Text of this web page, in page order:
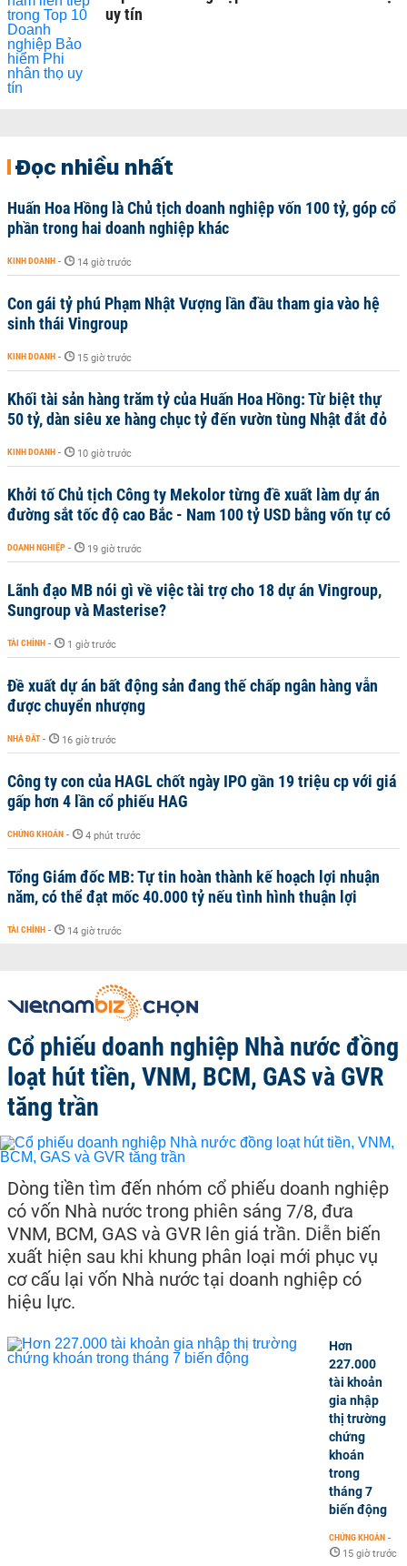
uy tín
Đọc nhiều nhất
Huấn Hoa Hồng là Chủ tịch doanh nghiệp vốn 100 tỷ, góp cổ
phần trong hai doanh nghiệp khác
KINH DOANH - 14 giờ trước
Con gái tỷ phú Phạm Nhật Vượng lần đầu tham gia vào hệ
sinh thái Vingroup
KINH DOANH - 15 giờ trước
Khối tài sản hàng trăm tỷ của Huấn Hoa Hồng: Từ biệt thự
50 tỷ, dàn siêu xe hàng chục tỷ đến vườn tùng Nhật đắt đỏ
KINH DOANH - 10 giờ trước
Khởi tố Chủ tịch Công ty Mekolor từng đề xuất làm dự án
đường sắt tốc độ cao Bắc - Nam 100 tỷ USD bằng vốn tự có
DOANH NGHIỆP - 19 giờ trước
Lãnh đạo MB nói gì về việc tài trợ cho 18 dự án Vingroup,
Sungroup và Masterise?
TÀI CHÍNH - 1 giờ trước
Đề xuất dự án bất động sản đang thế chấp ngân hàng vẫn
được chuyển nhượng
NHÀ ĐẤT - 16 giờ trước
Công ty con của HAGL chốt ngày IPO gần 19 triệu cp với giá
gấp hơn 4 lần cổ phiếu HAG
CHỨNG KHOÁN - 4 phút trước
Tổng Giám đốc MB: Tự tin hoàn thành kế hoạch lợi nhuận
năm, có thể đạt mốc 40.000 tỷ nếu tình hình thuận lợi
TÀI CHÍNH - 14 giờ trước
Cổ phiếu doanh nghiệp Nhà nước đồng
loạt hút tiền, VNM, BCM, GAS và GVR
tăng trần
Dòng tiền tìm đến nhóm cổ phiếu doanh nghiệp
có vốn Nhà nước trong phiên sáng 7/8, đưa
VNM, BCM, GAS và GVR lên giá trần. Diễn biến
xuất hiện sau khi khung phân loại mới phục vụ
cơ cấu lại vốn Nhà nước tại doanh nghiệp có
hiệu lực.
Hơn
227.000
tài khoản
gia nhập
thị trường
chứng
khoán
trong
tháng 7
biến động
CHỨNG KHOÁN -
15 giờ trước